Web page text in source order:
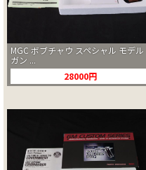
MGC ボブチャウ スペシャル モデル
ガン ...
28000円